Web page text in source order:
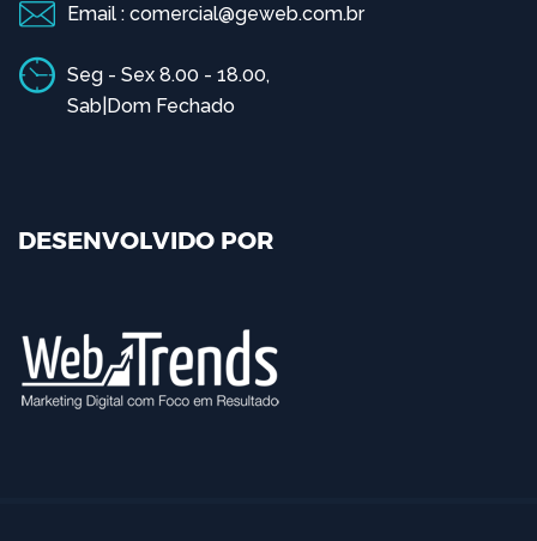
Email : comercial@geweb.com.br
Seg - Sex 8.00 - 18.00,
Sab|Dom Fechado
DESENVOLVIDO POR